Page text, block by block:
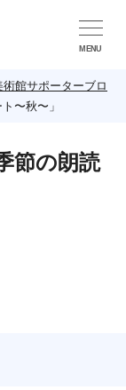
MENU
術館サポーターブロ
〜秋〜」
節の朗読